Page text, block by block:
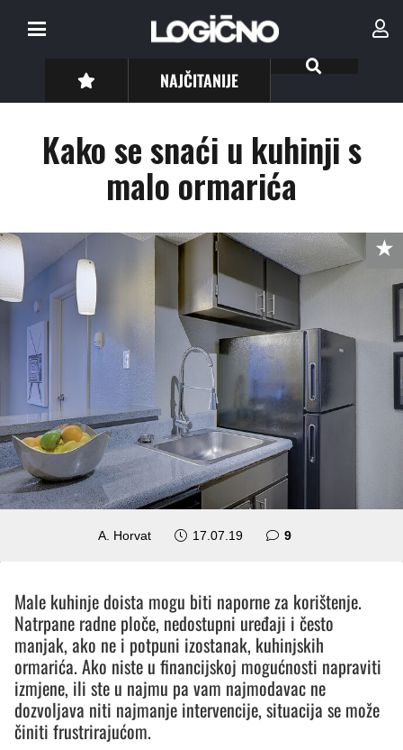
NAJČITANIJE
Kako se snaći u kuhinji s
malo ormarića
A. Horvat 17.07.19 9komentara
Male kuhinje doista mogu biti naporne za korištenje.
Natrpane radne ploče, nedostupni uređaji i često
manjak, ako ne i potpuni izostanak, kuhinjskih
ormarića. Ako niste u financijskoj mogućnosti napraviti
izmjene, ili ste u najmu pa vam najmodavac ne
dozvoljava niti najmanje intervencije, situacija se može
činiti frustrirajućom.